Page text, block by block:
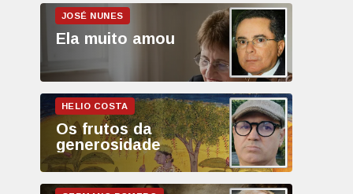
Ela muito amou
Os frutos da
generosidade